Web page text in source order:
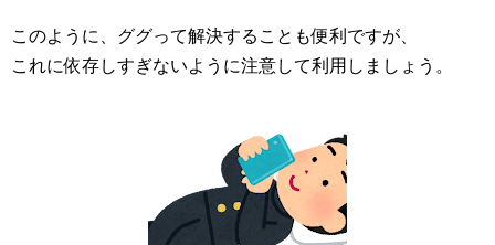
このように、ググって解決することも便利ですが、
これに依存しすぎないように注意して利用しましょう。